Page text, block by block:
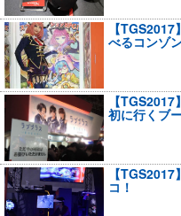
【
べるコンゾ
【
初に行くブ
【
コ！